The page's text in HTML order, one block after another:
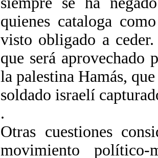
quienes cataloga
visto obligado a
que será aprovechado
la palestina Hamás,
soldado israelí
.
Otras cuestiones
movimiento